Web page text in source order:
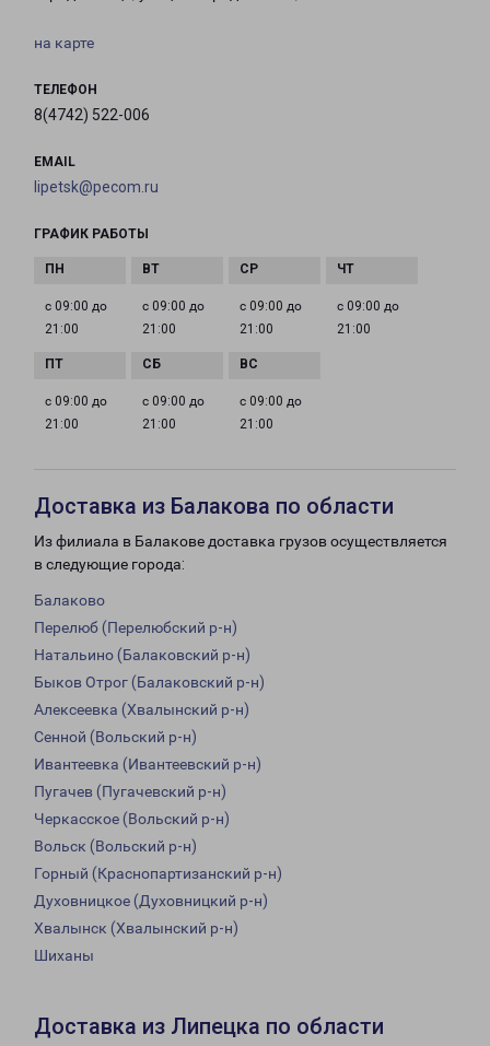
на карте
ТЕЛЕФОН
8(4742) 522-006
EMAIL
lipetsk@pecom.ru
ГРАФИК РАБОТЫ
с 09:00 до
21:00
с 09:00 до
21:00
с 09:00 до
21:00
с 09:00 до
21:00
с 09:00 до
21:00
с 09:00 до
21:00
с 09:00 до
21:00
Доставка из Балакова по области
Из филиала в Балакове доставка грузов осуществляется
в следующие города:
Балаково
Перелюб (Перелюбский р-н)
Натальино (Балаковский р-н)
Быков Отрог (Балаковский р-н)
Алексеевка (Хвалынский р-н)
Сенной (Вольский р-н)
Ивантеевка (Ивантеевский р-н)
Пугачев (Пугачевский р-н)
Черкасское (Вольский р-н)
Вольск (Вольский р-н)
Горный (Краснопартизанский р-н)
Духовницкое (Духовницкий р-н)
Хвалынск (Хвалынский р-н)
Шиханы
Доставка из Липецка по области